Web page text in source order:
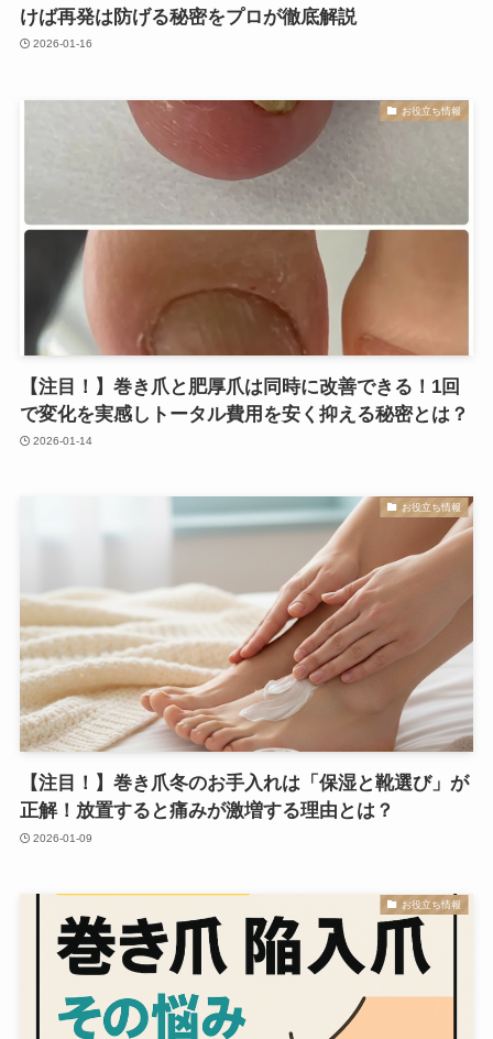
けば再発は防げる秘密をプロが徹底解説
2026-01-16
お役立ち情報
【注目！】巻き爪と肥厚爪は同時に改善できる！1回
で変化を実感しトータル費用を安く抑える秘密とは？
2026-01-14
お役立ち情報
【注目！】巻き爪冬のお手入れは「保湿と靴選び」が
正解！放置すると痛みが激増する理由とは？
2026-01-09
お役立ち情報